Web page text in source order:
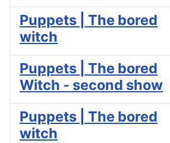
Puppets | The bored
witch
Puppets | The bored
Witch - second show
Puppets | The bored
witch